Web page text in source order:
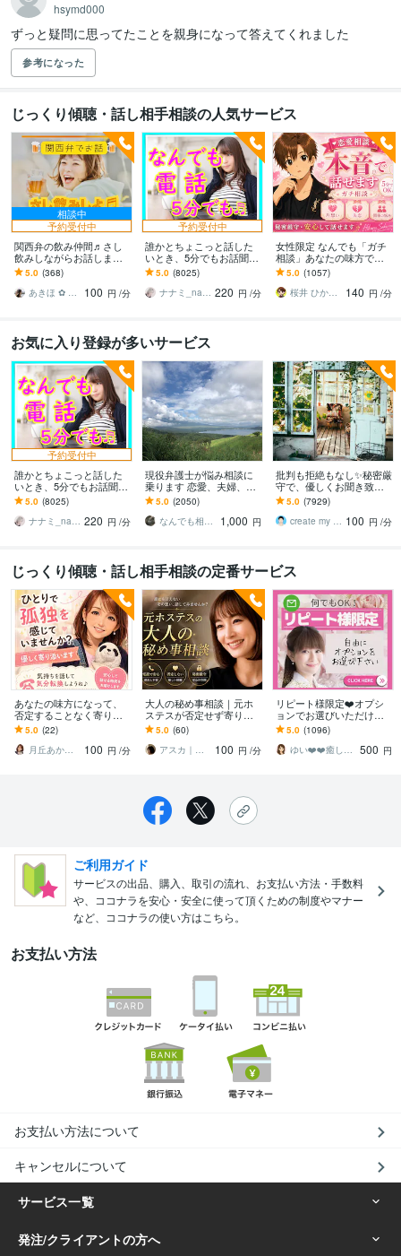
hsymd000
ずっと疑問に思ってたことを親身になって答えてくれました
参考になった
じっくり傾聴・話し相手相談の人気サービス
相談中
予約受付中
関西弁の飲み仲間♬さし
飲みしながらお話します
何となく話したい✨酔った
時のいい気分のまま⭐︎お話
しましょう
5.0 (368)
あきほ ✿ 元気を届ける関西女子✨
100 円 /分
予約受付中
誰かとちょこっと話した
いとき、5分でもお話聞き
ます 疲れた～、でもカウ
ンセリングじゃない、な
んとなく雑談聞いて～
5.0 (8025)
ナナミ_nanami 220 円 /分
女性限定 なんでも「ガチ
相談」あなたの味方で話
ます 男性目線で、あなた
の恋の“答え”を言葉にしま
す。
5.0 (1057)
桜井 ひかる｜経験豊富の恋愛相談室
140 円 /分
お気に入り登録が多いサービス
予約受付中
誰かとちょこっと話した
いとき、5分でもお話聞き
ます 疲れた～、でもカウ
ンセリングじゃない、な
んとなく雑談聞いて～
5.0 (8025)
ナナミ_nanami 220 円 /分
現役弁護士が悩み相談に
乗ります 恋愛、夫婦、学
校、会社、お金，単なる
愚痴など何でもOK！
5.0 (2050)
なんでも相談員
1,000 円
批判も拒絶もなし✨秘密厳
守で、優しくお聞き致し
ます ✨お試し１分から✨
違うかな？と思ったら途
中で切って構いません
5.0 (7929)
create my life 100 円 /分
じっくり傾聴・話し相手相談の定番サービス
あなたの味方になって、
否定することなく寄り添
います ちょっと不安な時
や、寂しい時、愚痴でも
雑談でも！話してみてね
5.0 (22)
月丘あかり⭐︎あなたの心の救急箱
100 円 /分
大人の秘め事相談｜元ホ
ステスが否定せず寄り添
います 世間の常識では測
れない恋や過去。一切の
偏見なしで伺います。
5.0 (60)
アスカ｜ひとり時間を彩る聴くプロ
100 円 /分
リピート様限定❤️オプシ
ョンでお選びいただけま
す ✅ 2回目からご利用可
能(※問合せ＆質問可能)
5.0 (1096)
ゆい❤️❤️癒しの心友
500 円
ご利用ガイド
サービスの出品、購入、取引の流れ、お支払い方法・手数料
や、ココナラを安心・安全に使って頂くための制度やマナー
など、ココナラの使い方はこちら。
お支払い方法
お支払い方法について
キャンセルについて